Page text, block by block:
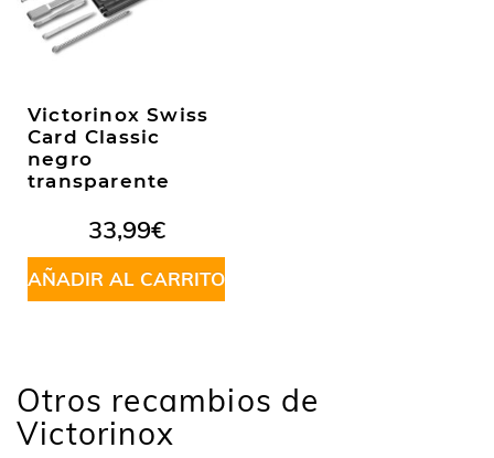
Victorinox Swiss
Card Classic
negro
transparente
33,99€
AÑADIR AL CARRITO
Otros recambios de
Victorinox